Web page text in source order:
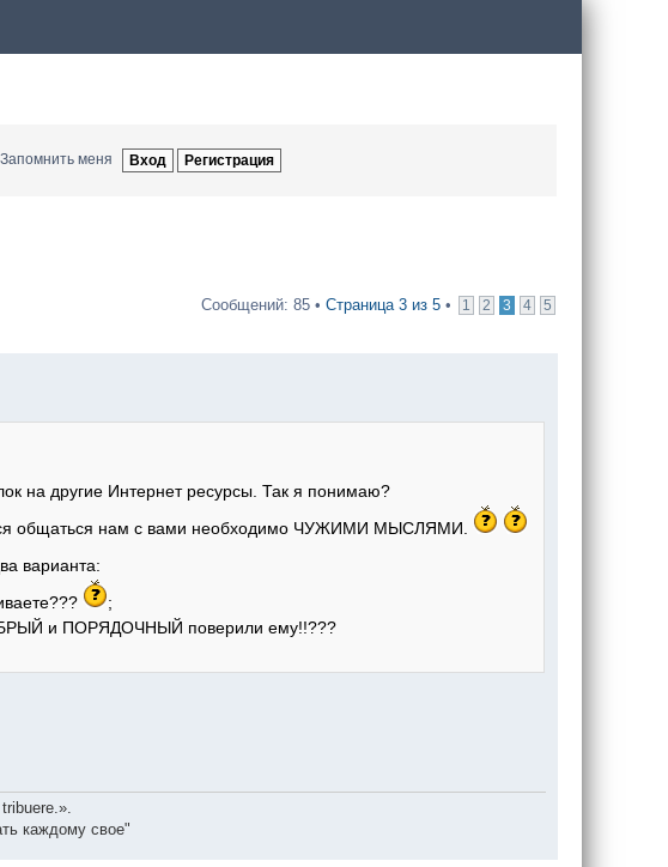
Запомнить меня
Сообщений: 85 • Страница 3 из 5 • 1 2 3 4 5
на другие Интернет ресурсы. Так я понимаю?
общаться нам с вами необходимо ЧУЖИМИ МЫСЛЯМИ.
варианта:
;
и ПОРЯДОЧНЫЙ поверили ему!!???
каждому свое"